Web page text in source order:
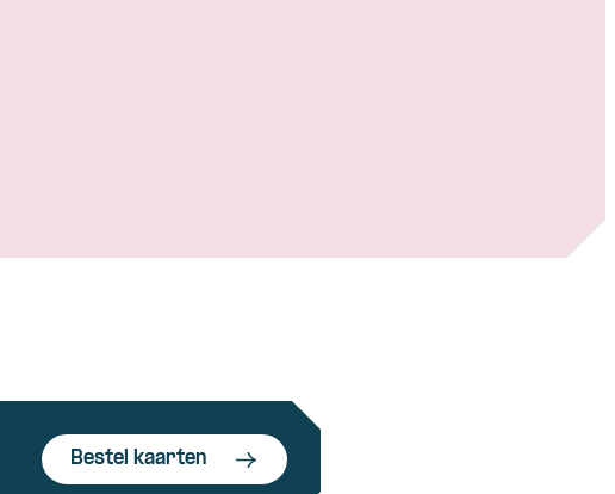
Bestel kaarten